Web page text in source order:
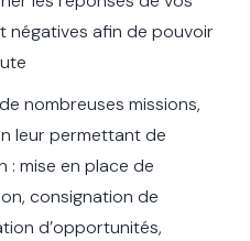
négatives afin de pouvoir
nombreuses missions,
leur permettant de
: mise en place de
consignation de
d’opportunités,